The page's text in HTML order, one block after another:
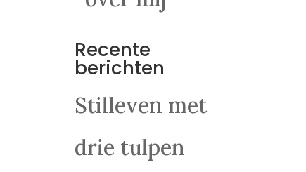
Recente
berichten
Stilleven met
drie tulpen